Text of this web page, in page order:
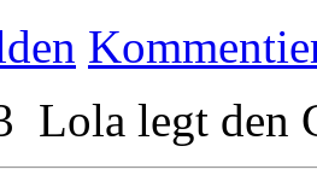
Lola legt den